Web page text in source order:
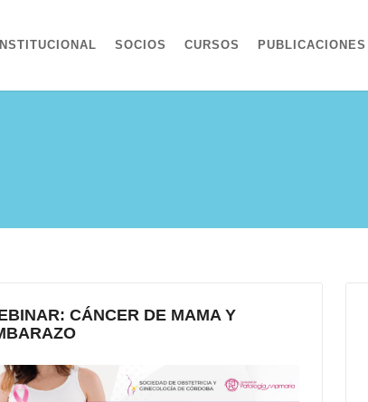
SOCIOS CURSOS PUBLICACIONES
CÁNCER DE MAMA Y